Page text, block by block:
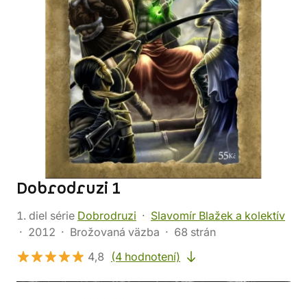
Dobrodruzi 1
1. diel série Dobrodruzi
Slavomír Blažek a kolektív
2012
Brožovaná väzba
68 strán
4,8
(4 hodnotení)